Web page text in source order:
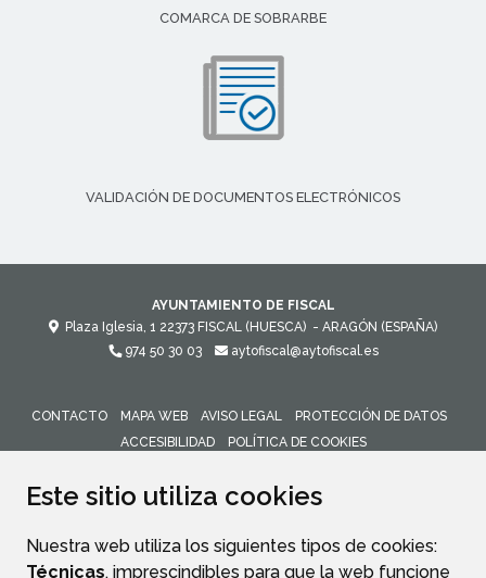
Este sitio utiliza cookies
Nuestra web utiliza los siguientes tipos de cookies:
Técnicas, imprescindibles para que la web funcione
COMARCA DE SOBRARBE
VALIDACIÓN DE DOCUMENTOS ELECTRÓNICOS
AYUNTAMIENTO DE FISCAL
Plaza Iglesia, 1 22373 FISCAL (HUESCA) - ARAGÓN (ESPAÑA)
974 50 30 03
aytofiscal@aytofiscal.es
CONTACTO MAPA WEB AVISO LEGAL
PROTECCIÓN DE DATOS
ACCESIBILIDAD
POLÍTICA DE COOKIES